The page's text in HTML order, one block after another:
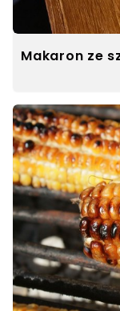
Makaron ze